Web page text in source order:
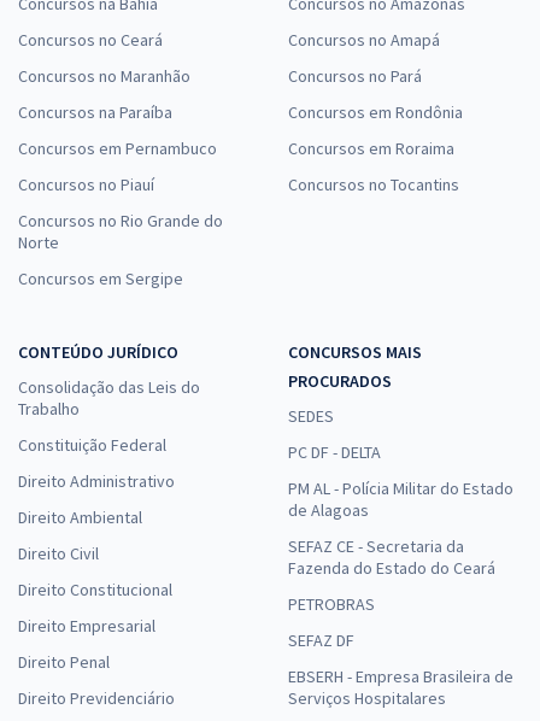
Concursos no Ceará
Concursos no Maranhão
Concursos na Paraíba
Concursos em Pernambuco
Concursos no Piauí
Concursos no Rio Grande do
Norte
Concursos em Sergipe
Concursos no Amapá
Concursos no Pará
Concursos em Rondônia
Concursos em Roraima
Concursos no Tocantins
CONTEÚDO JURÍDICO
Consolidação das Leis do
Trabalho
Constituição Federal
Direito Administrativo
Direito Ambiental
Direito Civil
Direito Constitucional
Direito Empresarial
Direito Penal
Direito Previdenciário
CONCURSOS MAIS
PROCURADOS
SEDES
PC DF - DELTA
PM AL - Polícia Militar do Estado
de Alagoas
SEFAZ CE - Secretaria da
Fazenda do Estado do Ceará
PETROBRAS
SEFAZ DF
EBSERH - Empresa Brasileira de
Serviços Hospitalares